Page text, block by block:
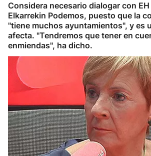
Considera necesario dialogar con
Elkarrekin Podemos, puesto que la
"tiene muchos ayuntamientos", y es
afecta. "Tendremos que tener en
enmiendas", ha dicho.